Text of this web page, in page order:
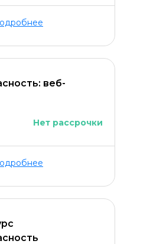
веб-
Нет рассрочки
КОММЕНТАРИЙ